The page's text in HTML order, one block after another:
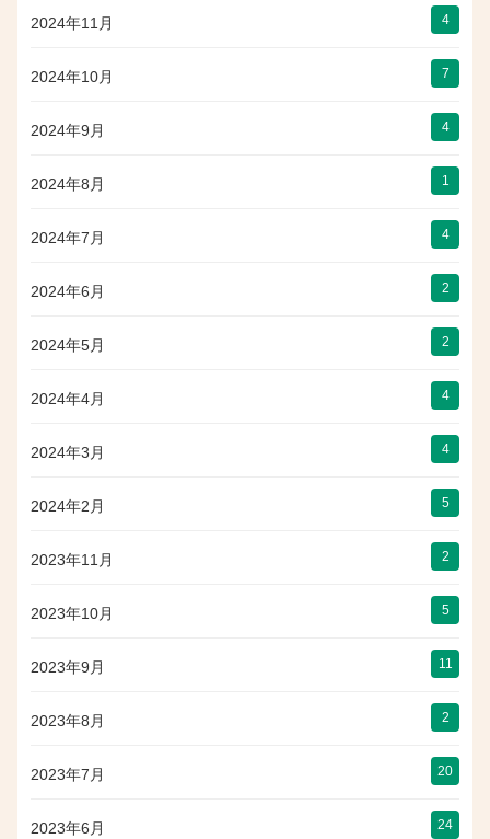
2024年11月 4
2024年10月 7
2024年9月 4
2024年8月 1
2024年7月 4
2024年6月 2
2024年5月 2
2024年4月 4
2024年3月 4
2024年2月 5
2023年11月 2
2023年10月 5
2023年9月 11
2023年8月 2
2023年7月 20
2023年6月 24